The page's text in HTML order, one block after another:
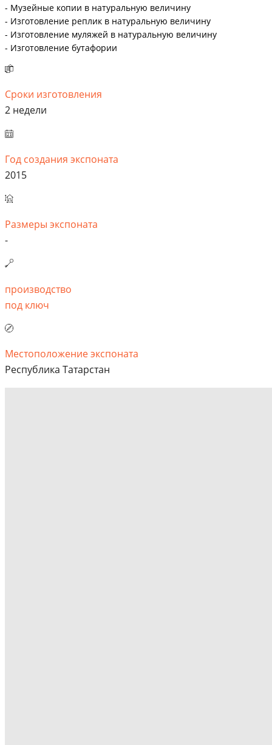
- Музейные копии в натуральную величину
- Изготовление реплик в натуральную величину
- Изготовление муляжей в натуральную величину
- Изготовление бутафории
Сроки изготовления
2 недели
Год создания экспоната
2015
Размеры экспоната
-
производство
под ключ
Местоположение экспоната
Республика Татарстан